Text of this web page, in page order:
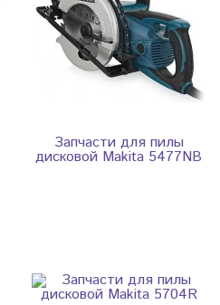
Запчасти для пилы
дисковой Makita 5477NB